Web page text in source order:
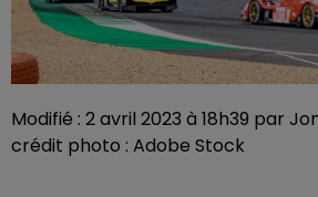
Modifié : 2 avril 2023 à 18h39 par
crédit photo : Adobe Stock